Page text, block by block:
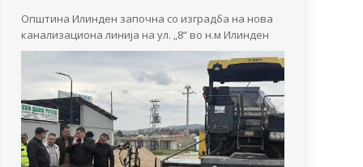
Општина Илинден започна со изградба на нова
канализациона линија на ул. „8“ во н.м Илинден